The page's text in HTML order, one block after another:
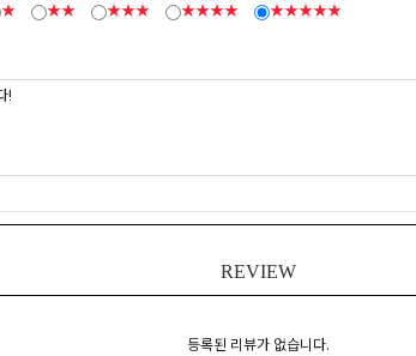
★ ★★ ★★★ ★★★★ ★★★★★
REVIEW
등록된 리뷰가 없습니다.